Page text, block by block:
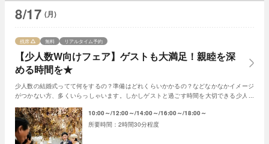
8/17 (月)
【少人数W向けフェア】ゲストも大満足！親睦を深
める時間を★
残席 無料 リアルタイム予約
少人数の結婚式ってて何をするの？準備はどれくらいかかるの？などなかなかイメージ
がつかない方、多くいらっしゃいます。しかしゲストと過ごす時間を大切できる少人数
10:00～ 12:00～ 14:00～ 16:00～ 18:00～
2時間30分程度